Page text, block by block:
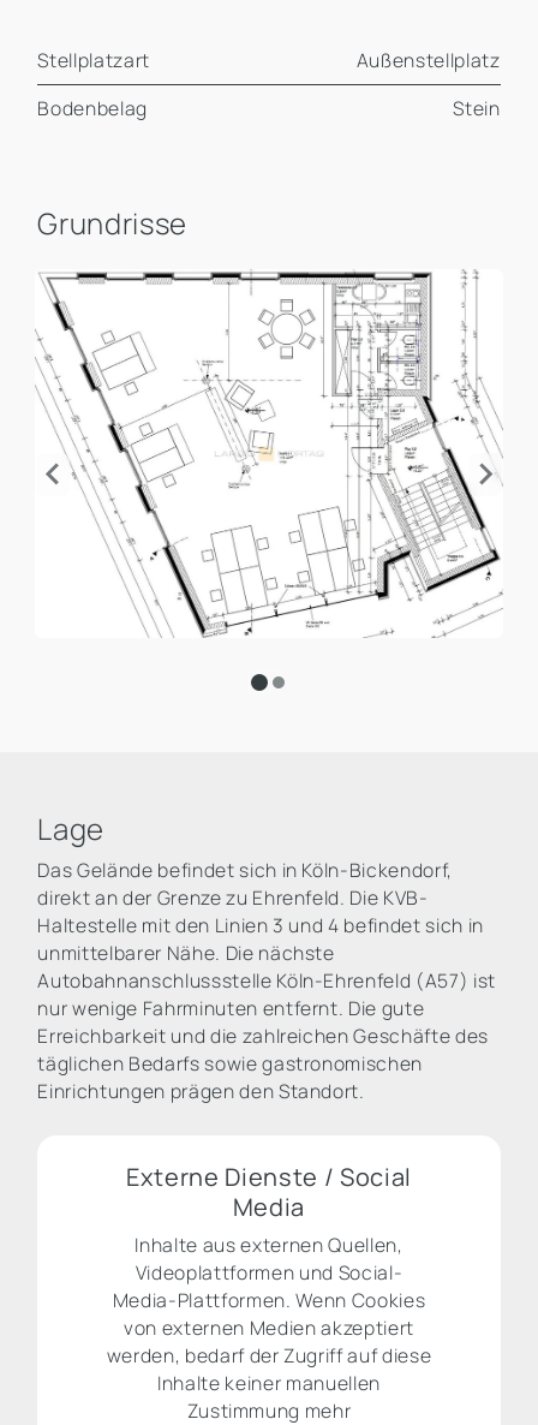
Stellplatzart
Außenstellplatz
Bodenbelag
Stein
Grundrisse
Lage
Das Gelände befindet sich in Köln-Bickendorf,
direkt an der Grenze zu Ehrenfeld. Die KVB-
Haltestelle mit den Linien 3 und 4 befindet sich in
unmittelbarer Nähe. Die nächste
Autobahnanschlussstelle Köln-Ehrenfeld (A57) ist
nur wenige Fahrminuten entfernt. Die gute
Erreichbarkeit und die zahlreichen Geschäfte des
täglichen Bedarfs sowie gastronomischen
Einrichtungen prägen den Standort.
Externe Dienste / Social
Media
Inhalte aus externen Quellen,
Videoplattformen und Social-
Media-Plattformen. Wenn Cookies
von externen Medien akzeptiert
werden, bedarf der Zugriff auf diese
Inhalte keiner manuellen
Zustimmung mehr